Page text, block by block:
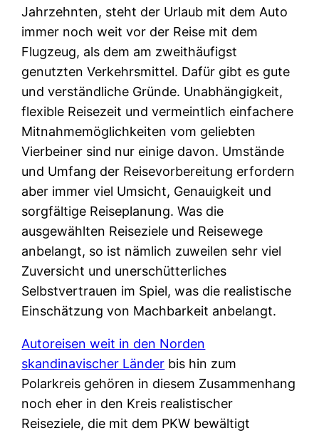
Jahrzehnten, steht der Urlaub mit dem Auto
immer noch weit vor der Reise mit dem
Flugzeug, als dem am zweithäufigst
genutzten Verkehrsmittel. Dafür gibt es gute
und verständliche Gründe. Unabhängigkeit,
flexible Reisezeit und vermeintlich einfachere
Mitnahmemöglichkeiten vom geliebten
Vierbeiner sind nur einige davon. Umstände
und Umfang der Reisevorbereitung erfordern
aber immer viel Umsicht, Genauigkeit und
sorgfältige Reiseplanung. Was die
ausgewählten Reiseziele und Reisewege
anbelangt, so ist nämlich zuweilen sehr viel
Zuversicht und unerschütterliches
Selbstvertrauen im Spiel, was die realistische
Einschätzung von Machbarkeit anbelangt.
Autoreisen weit in den Norden
skandinavischer Länder bis hin zum
Polarkreis gehören in diesem Zusammenhang
noch eher in den Kreis realistischer
Reiseziele, die mit dem PKW bewältigt